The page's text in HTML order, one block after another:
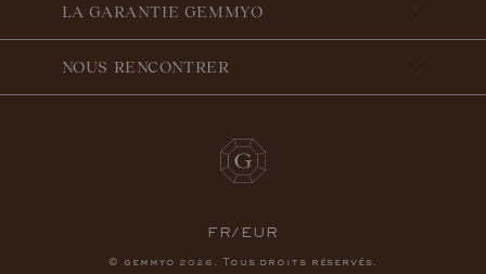
LA GARANTIE GEMMYO
NOUS RENCONTRER
FR/EUR
© gemmyo 2026 . Tous droits réservés.